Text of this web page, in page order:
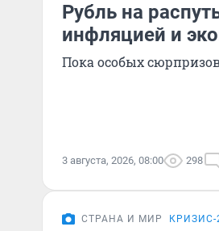
Рубль на
инфляцией и
Пока особых
3 августа, 2026, 08:00 298
СТРАНА И МИР КРИЗИС-